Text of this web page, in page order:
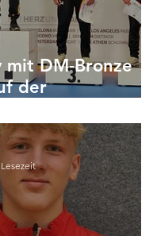
mit DM-Bronze
der